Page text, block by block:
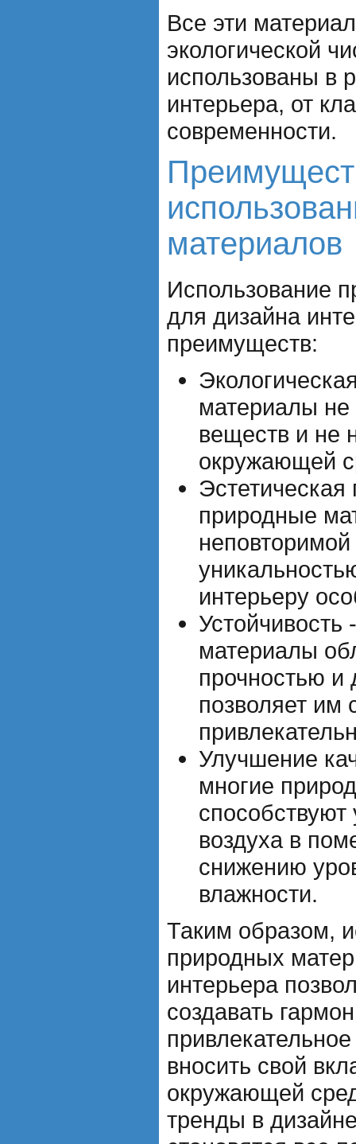
Все эти
экологической
использованы в
интерьера, от
современности.
материалов
Использование
для дизайна
преимуществ:
материалы
веществ и не
окружающей
Эстетическая
природные
неповторимой
интерьеру
материалы
прочностью и
позволяет им
Улучшение
многие
воздуха в
снижению
влажности.
Таким образом,
природных
интерьера
создавать
вносить свой
окружающей
тренды в